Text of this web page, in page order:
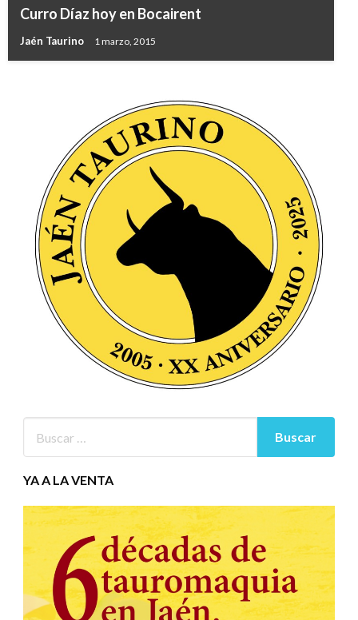
Curro Díaz hoy en Bocairent
Jaén Taurino 1 marzo, 2015
YA A LA VENTA